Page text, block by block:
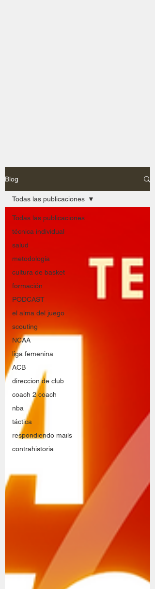
Blog
Todas las publicaciones
técnica individual
salud
metodología
cultura de basket
formación
PODCAST
el alma del juego
scouting
NCAA
liga femenina
ACB
direccion de club
coach 2 coach
nba
táctica
respondiendo mails
contrahistoria
Todas las publicaciones